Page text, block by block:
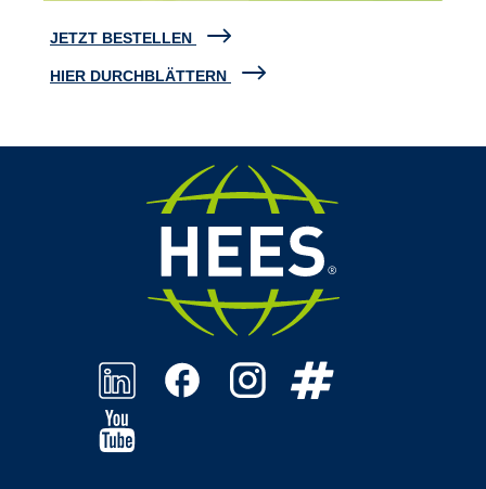
JETZT BESTELLEN
HIER DURCHBLÄTTERN